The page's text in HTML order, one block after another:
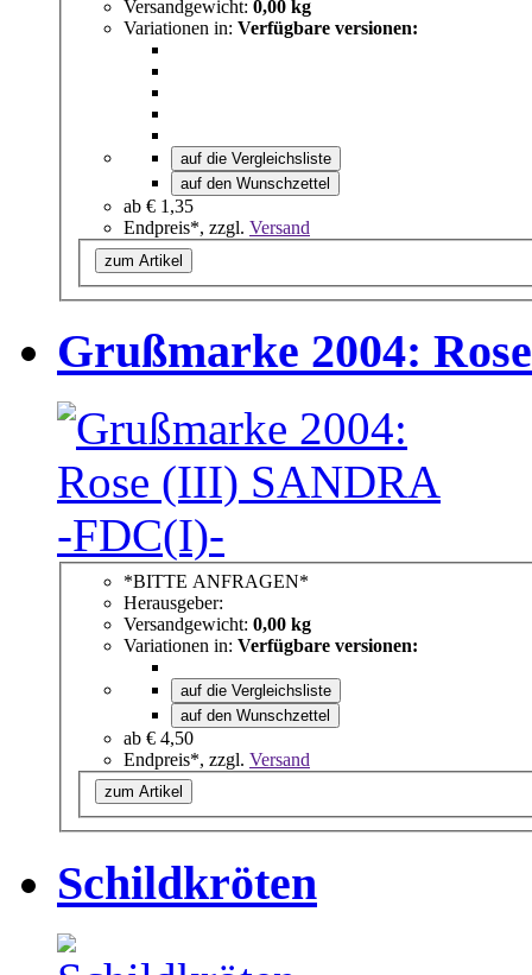
Versandgewicht: 0,00 kg
Variationen in: Verfügbare versionen:
auf die Vergleichsliste
auf den Wunschzettel
ab € 1,35
Endpreis*, zzgl. Versand
zum Artikel
Grußmarke 2004:
*BITTE ANFRAGEN*
Herausgeber:
Versandgewicht: 0,00 kg
Variationen in: Verfügbare versionen:
auf die Vergleichsliste
auf den Wunschzettel
ab € 4,50
Endpreis*, zzgl. Versand
zum Artikel
Schildkröten